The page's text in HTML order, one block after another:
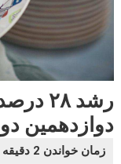
رشد
دوازدهمین